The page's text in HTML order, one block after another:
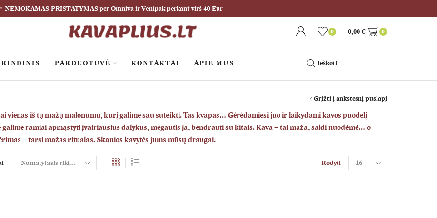
NEMOKAMAS PRISTATYMAS per Omniva ir Venipak perkant virš 40 Eur
0 0,00€ 0
PARDUOTUVĖ KONTAKTAI APIE MUS Ieškoti
Grįžti į ankstesnį puslapį
vienas iš tų mažų malonumų, kurį galime sau suteikti. Tas kvapas… Gėrėdamiesi juo ir laikydami kavos puodelį
galime ramiai apmąstyti įvairiausius dalykus, mėgautis ja, bendrauti su kitais.Kava– tai maža, saldi nuodėmė… o
– tarsi mažas ritualas. Skanios kavytės jums mūsų draugai.
Rodyti